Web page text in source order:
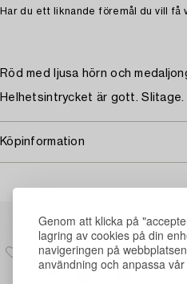
Genom att klicka på
lagring av cookies på din
navigeringen på
användning och anpassa
Har du ett liknande föremål du vill få
Röd med ljusa hörn och
Helhetsintrycket är gott. Slitage.
Köpinformation